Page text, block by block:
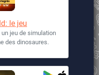
le jeu
jeu de simulation
des dinosaures.